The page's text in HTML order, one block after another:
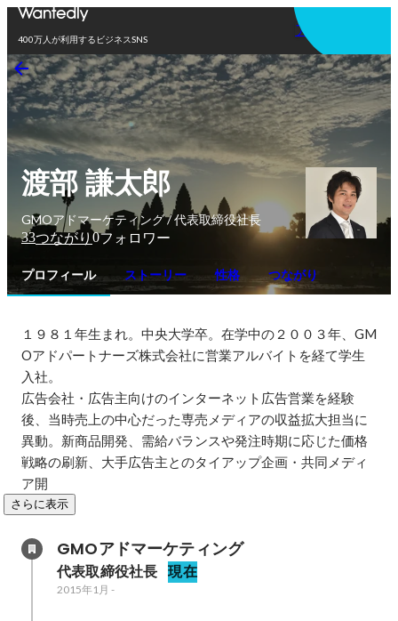
400万人が利用するビジネスSNS
アプリを使う
渡部 謙太郎
GMOアドマーケティング / 代表取締役社長
33つながり 0フォロワー
プロフィール ストーリー 性格 つながり
１９８１年生まれ。中央大学卒。在学中の２００３年、GM
Oアドパートナーズ株式会社に営業アルバイトを経て学生
入社。
広告会社・広告主向けのインターネット広告営業を経験
後、当時売上の中心だった専売メディアの収益拡大担当に
異動。新商品開発、需給バランスや発注時期に応じた価格
戦略の刷新、大手広告主とのタイアップ企画・共同メディ
ア開
さらに表示
GMOアドマーケティング
代表取締役社長 現在
2015年1月 -